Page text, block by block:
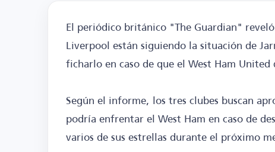
El periódico británico "The Guardian"
Liverpool están siguiendo la situación de
ficharlo en caso de que el West Ham
Según el informe, los tres clubes buscan
podría enfrentar el West Ham en caso de
varios de sus estrellas durante el próximo